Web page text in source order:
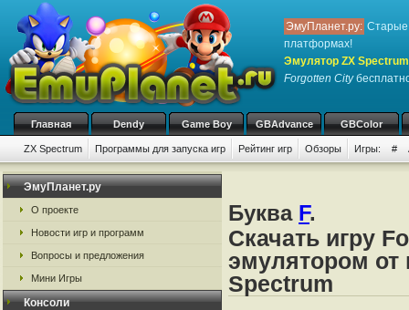
ЭмуПланет.ру: Старые
платформах!
Эмулятор ZX
Forgotten City
Главная Dendy Game Boy GBAdvance GBColor
ZX Spectrum Программы для запуска игр Рейтинг игр Обзоры Игры: #
ЭмуПланет.ру
О проекте
Новости игр и программ
Вопросы и предложения
Мини Игры
Консоли
Буква F.
Скачать игру
эмулятором от
Spectrum